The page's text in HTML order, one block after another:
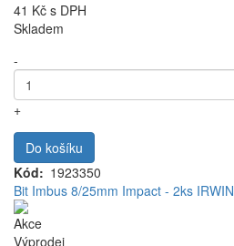
41 Kč s DPH
Skladem
-
+
Do košíku
Kód
1923350
Bit Imbus 8/25mm Impact - 2ks IRWIN
Akce
Výprodej